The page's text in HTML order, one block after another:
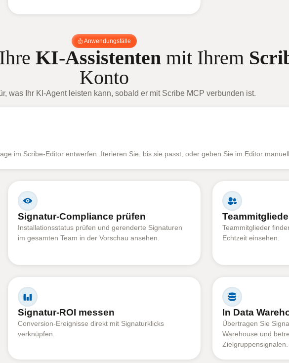
Anwendungsfälle
KI-Assistentenmit Ihrem
Konto
was Ihr KI-Agent leisten kann, sobald er mit Scribe MCP verbunden ist.
im Scribe-Editor entwerfen. Iterieren Sie, bis sie passt, oder geben Sie im Editor
Signatur-Compliance prüfen
Installationsstatus prüfen und gerenderte Signaturen
im gesamten Team in der Vorschau ansehen.
Teammitglieder
Echtzeit einsehen.
Signatur-ROI messen
Conversion-Ereignisse direkt mit Signaturklicks
verknüpfen.
In Data
Übertragen Sie
Warehouse und
Zielgruppensignalen.